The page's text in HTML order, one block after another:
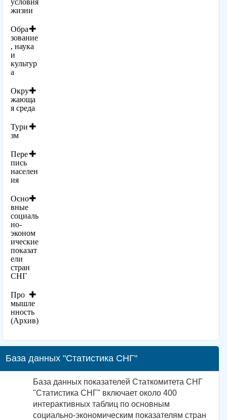
жизни
Обра
зование
, наука
и
культур
а
Окру
жающа
я среда
Тури
зм
Пере
пись
населен
ия
Осно
вные
социаль
но-
эконом
ические
показат
ели
стран
СНГ
Про
мышле
нность
(Архив)
База данных "Статистика СНГ"
База данных показателей Статкомитета СНГ
"Статистика СНГ" включает около 400
интерактивных таблиц по основным
социально-экономическим показателям стран